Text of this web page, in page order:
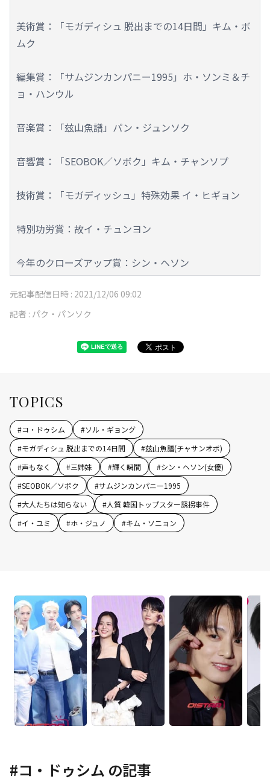
美術賞：「モガディシュ 脱出までの14日間」キム・ボ
ムク
編集賞：「サムジンカンパニー1995」ホ・ソンミ＆チ
ョ・ハンウル
音楽賞：「玆山魚譜」パン・ジュンソク
音響賞：「SEOBOK／ソボク」キム・チャンソプ
技術賞：「モガディッシュ」特殊効果 イ・ヒギョン
特別功労賞：故イ・チュンヨン
今年のクローズアップ賞：シン・ヘソン
元記事配信日時 : 2021/12/06 09:02
記者 : パク・パンソク
TOPICS
#コ・ドゥシム #ソル・ギョング
#モガディシュ 脱出までの14日間 #玆山魚譜(チャサンオボ)
#声もなく #三姉妹 #輝く瞬間 #シン・ヘソン(女優)
#SEOBOK／ソボク #サムジンカンパニー1995
#大人たちは知らない #人質 韓国トップスター誘拐事件
#イ・ユミ #ホ・ジュノ #キム・ソニョン
#コ・ドゥシム の記事